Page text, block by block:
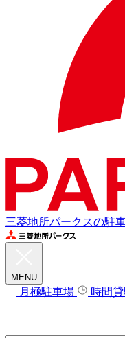
三菱地所パークスの駐
MENU
月極駐車場 時間